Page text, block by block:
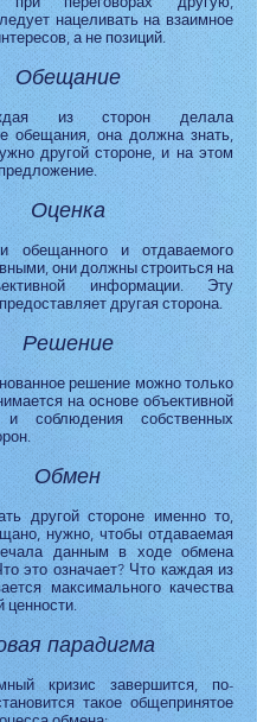
нацеливать на взаимное
а не позиций.
Обещание
из сторон делала
обещания, она должна знать,
другой стороне, и на этом
Оценка
обещанного и отдаваемого
они должны строиться на
информации. Эту
другая сторона.
Решение
решение можно только
на основе объективной
и соблюдения собственных
Обмен
другой стороне именно то,
нужно, чтобы отдаваемая
данным в ходе обмена
это означает? Что каждая из
максимального качества
ценности.
парадигма
кризис завершится, по-
такое общепринятое